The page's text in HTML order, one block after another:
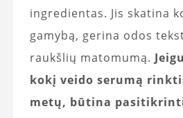
ingredientas. Jis skatina
gamybą, gerina odos
raukšlių matomumą.
kokį veido serumą
metų, būtina